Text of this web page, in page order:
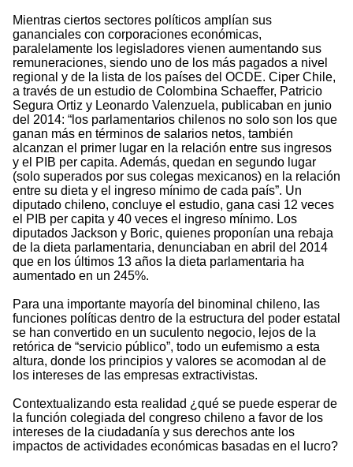
Mientras ciertos sectores políticos amplían sus
gananciales con corporaciones económicas,
paralelamente los legisladores vienen aumentando sus
remuneraciones, siendo uno de los más pagados a nivel
regional y de la lista de los países del OCDE. Ciper Chile,
a través de un estudio de Colombina Schaeffer, Patricio
Segura Ortiz y Leonardo Valenzuela, publicaban en junio
del 2014: “los parlamentarios chilenos no solo son los que
ganan más en términos de salarios netos, también
alcanzan el primer lugar en la relación entre sus ingresos
y el PIB per capita. Además, quedan en segundo lugar
(solo superados por sus colegas mexicanos) en la relación
entre su dieta y el ingreso mínimo de cada país”. Un
diputado chileno, concluye el estudio, gana casi 12 veces
el PIB per capita y 40 veces el ingreso mínimo. Los
diputados Jackson y Boric, quienes proponían una rebaja
de la dieta parlamentaria, denunciaban en abril del 2014
que en los últimos 13 años la dieta parlamentaria ha
aumentado en un 245%.
Para una importante mayoría del binominal chileno, las
funciones políticas dentro de la estructura del poder estatal
se han convertido en un suculento negocio, lejos de la
retórica de “servicio público”, todo un eufemismo a esta
altura, donde los principios y valores se acomodan al de
los intereses de las empresas extractivistas.
Contextualizando esta realidad ¿qué se puede esperar de
la función colegiada del congreso chileno a favor de los
intereses de la ciudadanía y sus derechos ante los
impactos de actividades económicas basadas en el lucro?